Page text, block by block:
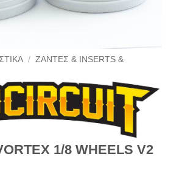
/ ΖΆΝΤΕΣ & INSERTS &
1/8 WHEELS V2